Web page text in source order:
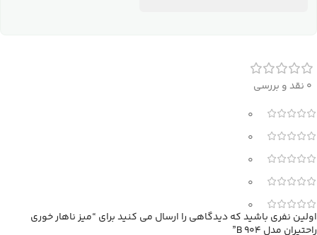
0 نقد و بررسی
0
0
0
0
0
اولین نفری باشید که دیدگاهی را ارسال می کنید برای “میز ناهار خوری
راحتیران مدل B 904”